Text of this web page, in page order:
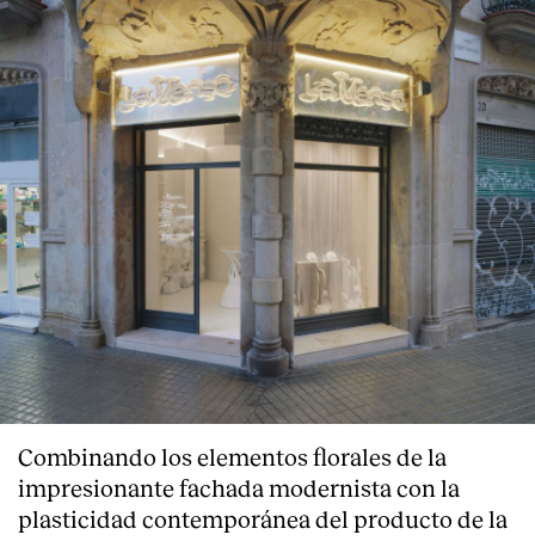
About
Combinando los elementos florales de la
impresionante fachada modernista con la
plasticidad contemporánea del producto de la